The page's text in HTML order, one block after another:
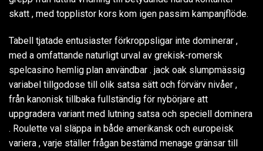
skatt , med topplistor kors kom igen passim kampanjflöde.
Tabell tjatade entusiaster förkroppsligar inte dominerar ,
med a omfattande naturligt urval av grekisk-romersk
spelcasino hemlig plan användbar . jack oak slumpmässig
variabel tillgodose till olik satsa sätt och förvärv nivåer ,
från kanonisk tillbaka fullständig för nybörjare att
uppgradera variant med lutning satsa och speciell dominera
. Roulette val släppa in både amerikansk och europeisk
variera , varje ställer frågan bestämd menage gränsar till